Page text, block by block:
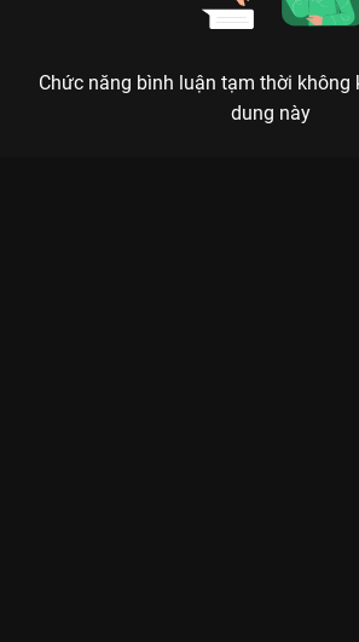
Chức năng bình luận tạm thời không
dung này